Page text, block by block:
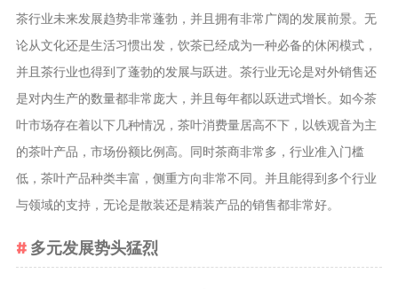
茶行业未来发展趋势非常蓬勃，并且拥有非常广阔的发展前景。无
论从文化还是生活习惯出发，饮茶已经成为一种必备的休闲模式，
并且茶行业也得到了蓬勃的发展与跃进。茶行业无论是对外销售还
是对内生产的数量都非常庞大，并且每年都以跃进式增长。如今茶
叶市场存在着以下几种情况，茶叶消费量居高不下，以铁观音为主
的茶叶产品，市场份额比例高。同时茶商非常多，行业准入门槛
低，茶叶产品种类丰富，侧重方向非常不同。并且能得到多个行业
与领域的支持，无论是散装还是精装产品的销售都非常好。
多元发展势头猛烈